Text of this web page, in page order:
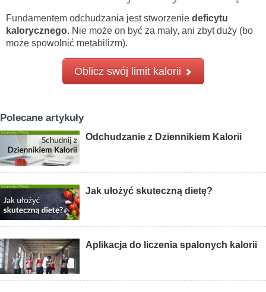
Fundamentem odchudzania jest stworzenie deficytu
kalorycznego. Nie może on być za mały, ani zbyt duży (bo
może spowolnić metabilizm).
Oblicz swój limit kalorii
Polecane artykuły
Odchudzanie z Dziennikiem Kalorii
Jak ułożyć skuteczną dietę?
Aplikacja do liczenia spalonych kalorii